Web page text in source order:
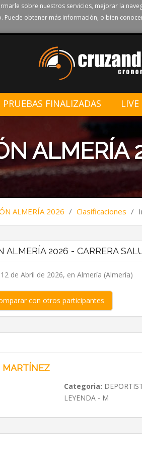
sobre nuestros servicios, mejorar la
Puede obtener más información, o bien
PRUEBAS FINALIZADAS LIVE
ALMERÍA
ALMERÍA 2026 / Clasificaciones /
ALMERÍA 2026 - CARRERA
de Abril de 2026, en Almería (Almería)
con otros participantes
MARTÍNEZ
Categoria:
LEYENDA - M